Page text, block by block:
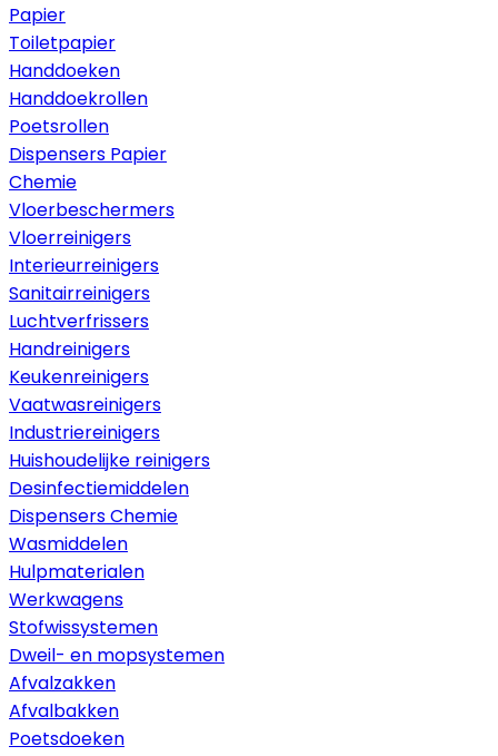
Papier
Toiletpapier
Handdoeken
Handdoekrollen
Poetsrollen
Dispensers Papier
Chemie
Vloerbeschermers
Vloerreinigers
Interieurreinigers
Sanitairreinigers
Luchtverfrissers
Handreinigers
Keukenreinigers
Vaatwasreinigers
Industriereinigers
Huishoudelijke reinigers
Desinfectiemiddelen
Dispensers Chemie
Wasmiddelen
Hulpmaterialen
Werkwagens
Stofwissystemen
Dweil- en mopsystemen
Afvalzakken
Afvalbakken
Poetsdoeken